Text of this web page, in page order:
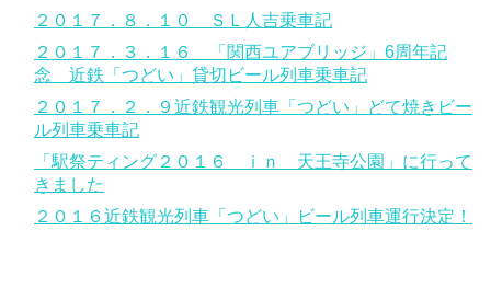
２０１７．８．１０ ＳＬ人吉乗車記
２０１７．３．１６ 「関西ユアブリッジ」6周年記
念 近鉄「つどい」貸切ビール列車乗車記
２０１７．２．９近鉄観光列車「つどい」どて焼きビー
ル列車乗車記
「駅祭ティング２０１６ ｉｎ 天王寺公園」に行って
きました
２０１６近鉄観光列車「つどい」ビール列車運行決定！